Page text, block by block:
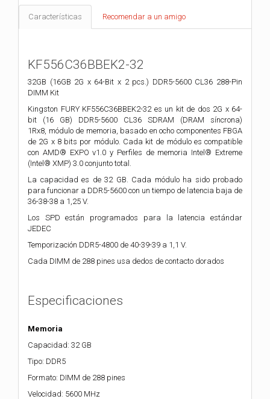
Características Recomendar a un amigo
KF556C36BBEK2-32
32GB (16GB 2G x 64-Bit x 2 pcs.) DDR5-5600 CL36 288-Pin
DIMM Kit
Kingston FURY KF556C36BBEK2-32 es un kit de dos 2G x 64-
bit (16 GB) DDR5-5600 CL36 SDRAM (DRAM síncrona)
1Rx8, módulo de memoria, basado en ocho componentes FBGA
de 2G x 8 bits por módulo. Cada kit de módulo es compatible
con AMD® EXPO v1.0 y Perfiles de memoria Intel® Extreme
(Intel® XMP) 3.0 conjunto total.
La capacidad es de 32 GB. Cada módulo ha sido probado
para funcionar a DDR5-5600 con un tiempo de latencia baja de
36-38-38 a 1,25 V.
Los SPD están programados para la latencia estándar
JEDEC
Temporización DDR5-4800 de 40-39-39 a 1,1 V.
Cada DIMM de 288 pines usa dedos de contacto dorados
Especificaciones
Memoria
Capacidad: 32 GB
Tipo: DDR5
Formato: DIMM de 288 pines
Velocidad: 5600 MHz